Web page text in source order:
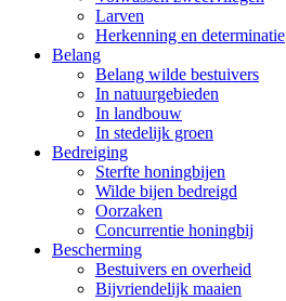
Larven
Herkenning en determinatie
Belang
Belang wilde bestuivers
In natuurgebieden
In landbouw
In stedelijk groen
Bedreiging
Sterfte honingbijen
Wilde bijen bedreigd
Oorzaken
Concurrentie honingbij
Bescherming
Bestuivers en overheid
Bijvriendelijk maaien